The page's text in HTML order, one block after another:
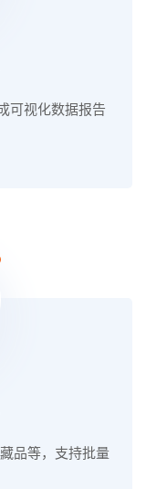
可视化数据报告
品等，支持批量